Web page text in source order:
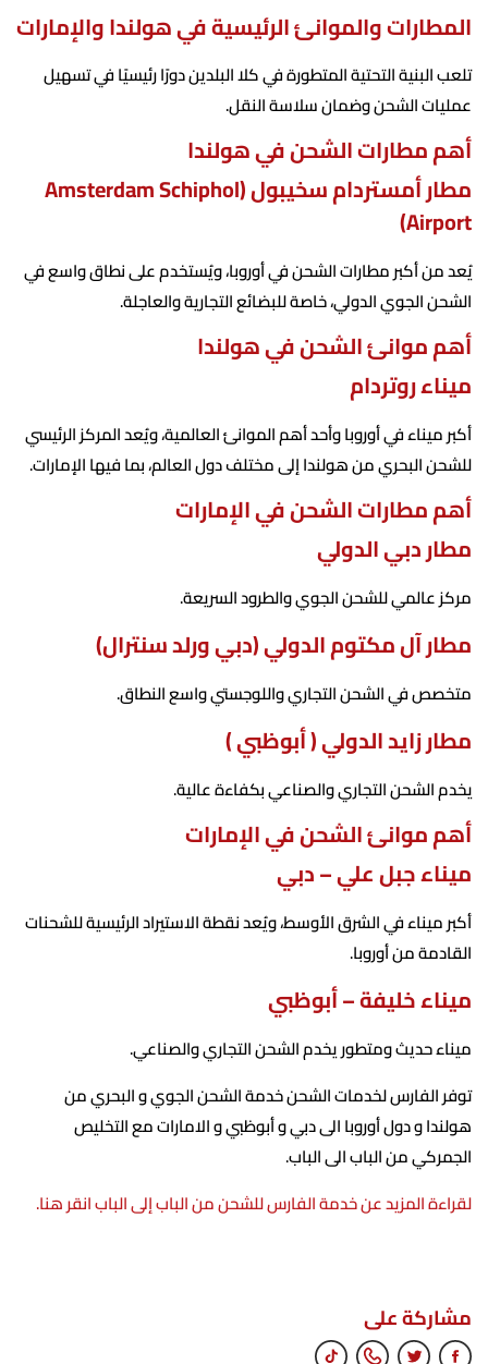
المطارات والموانئ الرئيسية في هولندا والإمارات
تلعب البنية التحتية المتطورة في كلا البلدين دورًا رئيسيًا في تسهيل
عمليات الشحن وضمان سلاسة النقل.
أهم مطارات الشحن في هولندا
مطار أمستردام سخيبول (Amsterdam Schiphol
Airport)
يُعد من أكبر مطارات الشحن في أوروبا، ويُستخدم على نطاق واسع في
الشحن الجوي الدولي، خاصة للبضائع التجارية والعاجلة.
أهم موانئ الشحن في هولندا
ميناء روتردام
أكبر ميناء في أوروبا وأحد أهم الموانئ العالمية، ويُعد المركز الرئيسي
للشحن البحري من هولندا إلى مختلف دول العالم، بما فيها الإمارات.
أهم مطارات الشحن في الإمارات
مطار دبي الدولي
مركز عالمي للشحن الجوي والطرود السريعة.
مطار آل مكتوم الدولي (دبي ورلد سنترال)
متخصص في الشحن التجاري واللوجستي واسع النطاق.
مطار زايد الدولي ( أبوظبي )
يخدم الشحن التجاري والصناعي بكفاءة عالية.
أهم موانئ الشحن في الإمارات
ميناء جبل علي – دبي
أكبر ميناء في الشرق الأوسط، ويُعد نقطة الاستيراد الرئيسية للشحنات
القادمة من أوروبا.
ميناء خليفة – أبوظبي
ميناء حديث ومتطور يخدم الشحن التجاري والصناعي.
توفر الفارس لخدمات الشحن خدمة الشحن الجوي و البحري من
هولندا و دول أوروبا الى دبي و أبوظبي و الامارات مع التخليص
الجمركي من الباب الى الباب.
لقراءة المزيد عن خدمة الفارس للشحن من الباب إلى الباب انقر هنا.
مشاركة على